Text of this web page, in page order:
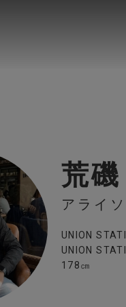
荒磯
アライソ
UNION
UNION
178㎝